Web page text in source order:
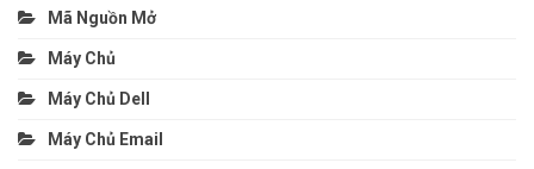
Mã Nguồn Mở
Máy Chủ
Máy Chủ Dell
Máy Chủ Email